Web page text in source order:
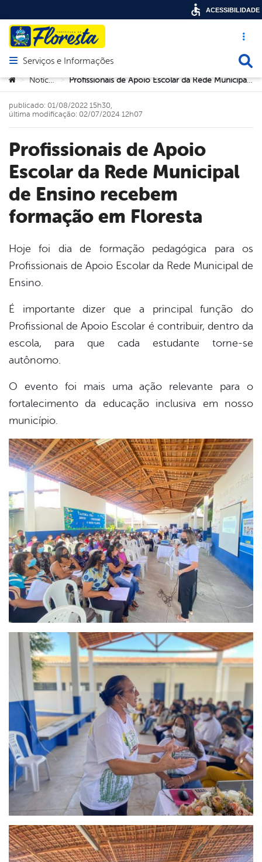
Acesso
Abrir menu principal de navegação
Serviços e Informações
Você está aqui:
> Notícias > Profissionais de Apoio Escolar da Rede Municipal de Ensino recebem formação em Floresta
Profissionais de Apoio
Escolar da Rede Municipal
de Ensino recebem
formação em Floresta
publicado: 01/08/2022 15h30,
última modificação: 02/07/2024 12h07
Hoje foi dia de formação pedagógica para os
Profissionais de Apoio Escolar da Rede Municipal de
Ensino.
É importante dizer que a principal função do
Profissional de Apoio Escolar é contribuir, dentro da
escola, para que cada estudante torne-se
autônomo.
O evento foi mais uma ação relevante para o
fortalecimento da educação inclusiva em nosso
município.
ACESSIBILIDADE